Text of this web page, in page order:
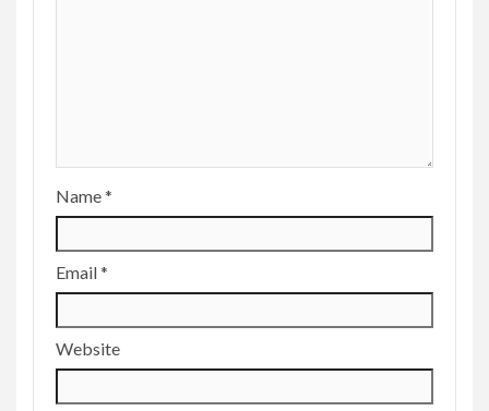
Name*
Email*
Website